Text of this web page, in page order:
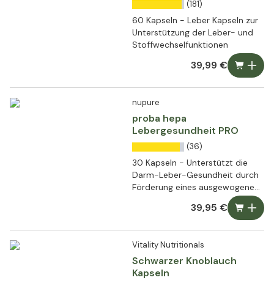
(181)
60 Kapseln - Leber Kapseln zur
Unterstützung der Leber- und
Stoffwechselfunktionen
39,99 €
nupure
proba hepa
Lebergesundheit PRO
(36)
30 Kapseln - Unterstützt die
Darm-Leber-Gesundheit durch
Förderung eines ausgewogenen
Mikrobioms, einer starken
Darmbarriere und einer
39,95 €
Vitality Nutritionals
Schwarzer Knoblauch
Kapseln